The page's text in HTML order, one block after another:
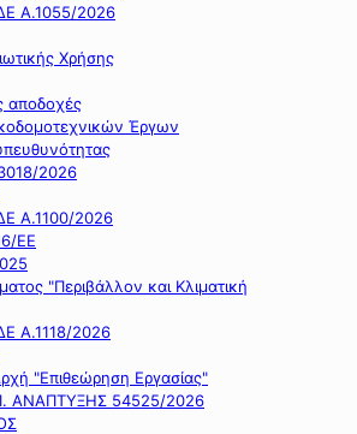
Α.1055/2026
Χρήσης
αποδοχές
Έργων
2026
Α.1100/2026
ΕΕ
"Περιβάλλον και Κλιματική
Α.1118/2026
"Επιθεώρηση Εργασίας"
ΑΝΑΠΤΥΞΗΣ 54525/2026